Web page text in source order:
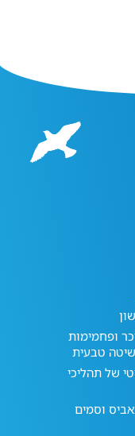
ופחמימות
טבעית
של תהליכי
וסמים